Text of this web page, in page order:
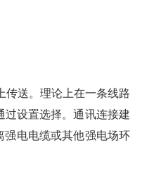
传送。理论上在一条线路
过设置选择。通讯连接建
强电电缆或其他强电场环